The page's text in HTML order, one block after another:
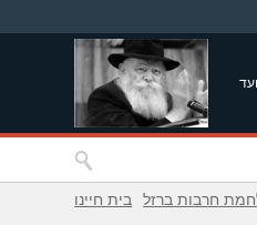
חרבות ברזל בית חיינו